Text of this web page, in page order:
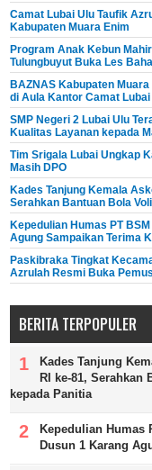
Camat Lubai Ulu Taufik
Kabupaten Muara Enim
Program Anak Kebun
Tulungbuyut Buka Les
BAZNAS Kabupaten
di Aula Kantor Camat Lubai
SMP Negeri 2 Lubai Ulu
Kualitas Layanan kepada
Tim Srigala Lubai Ungkap
Masih DPO
Kades Tanjung Kemala
Serahkan Bantuan Bola
Kepedulian Humas PT
Agung Sampaikan Terima
Paskibraka Tingkat
Azrulah Resmi Buka
BERITA TERPOPULER
Kades Tanjung
RI ke-81, Serahkan
kepada Panitia
Kepedulian Humas
Dusun 1 Karang